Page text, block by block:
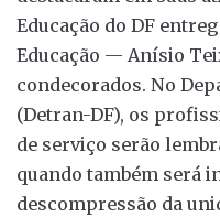
Educação do DF
Educação — Anísio
condecorados. No
(Detran-DF), os
de serviço serão
quando também será
descompressão da